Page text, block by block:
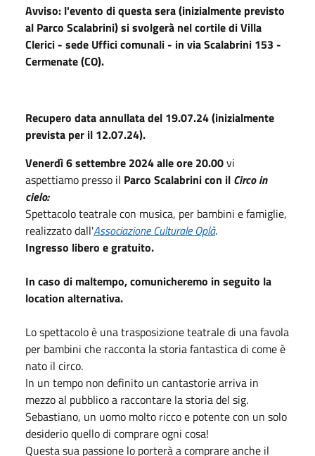
Avviso: l'evento di questa sera (inizialmente previsto
al Parco Scalabrini) si svolgerà nel cortile di Villa
Clerici - sede Uffici comunali - in via Scalabrini 153 -
Cermenate (CO).
Recupero data annullata del 19.07.24 (inizialmente
prevista per il 12.07.24).
Venerdì 6 settembre 2024 alle ore 20.00vi
aspettiamo presso il Parco Scalabrinicon il Circo in
cielo:
Spettacolo teatrale con musica, per bambini e famiglie,
realizzato dall'Associazione Culturale Oplà.
Ingresso libero e gratuito.
In caso di maltempo, comunicheremo in seguito la
location alternativa.
Lo spettacolo è una trasposizione teatrale di una favola
per bambini che racconta la storia fantastica di come è
nato il circo.
In un tempo non definito un cantastorie arriva in
mezzo al pubblico a raccontare la storia del sig.
Sebastiano, un uomo molto ricco e potente con un solo
desiderio quello di comprare ogni cosa!
Questa sua passione lo porterà a comprare anche il